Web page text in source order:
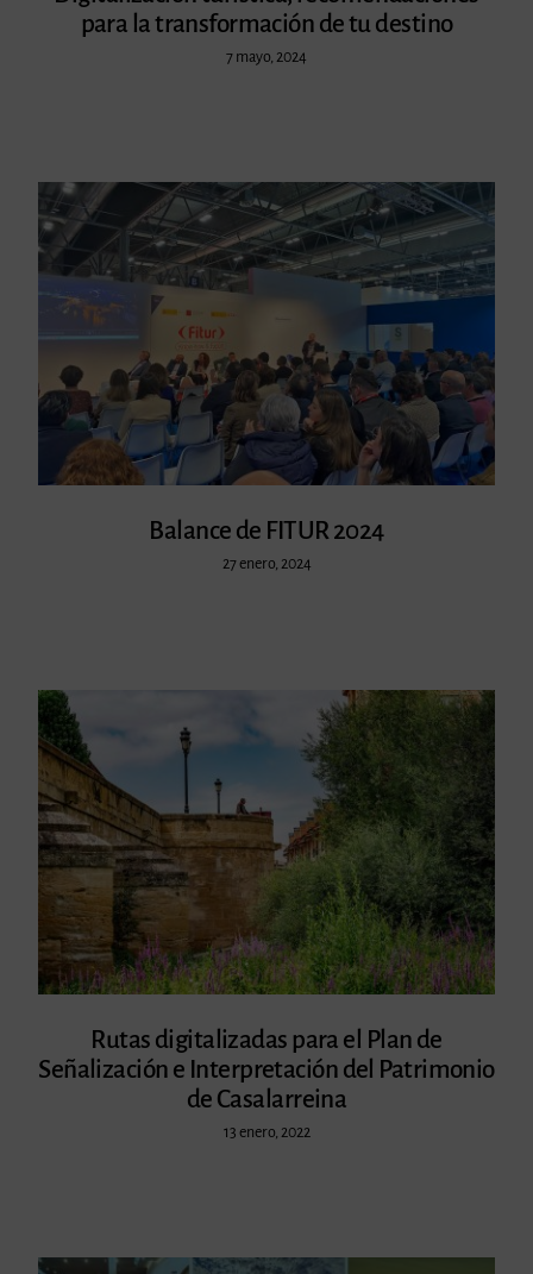
para la transformación de tu destino
7 mayo, 2024
Balance de FITUR 2024
27 enero, 2024
Rutas digitalizadas para el Plan de
Señalización e Interpretación del Patrimonio
de Casalarreina
13 enero, 2022